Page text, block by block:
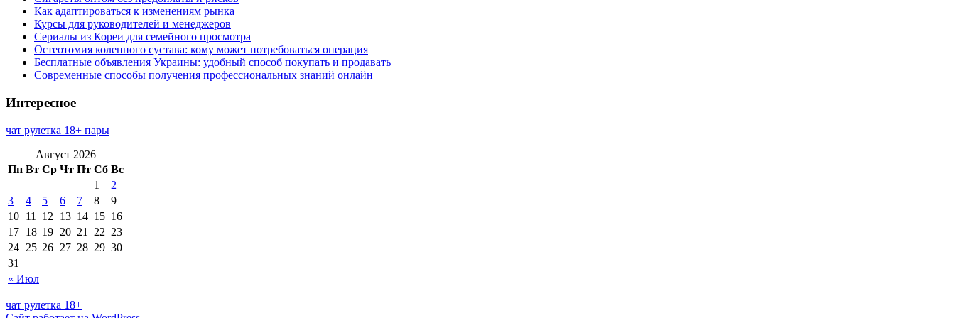
Как адаптироваться к изменениям рынка
Курсы для руководителей и менеджеров
Сериалы из Кореи для семейного просмотра
Остеотомия коленного сустава: кому может потребоваться операция
Бесплатные объявления Украины: удобный способ покупать и продавать
Современные способы получения профессиональных знаний онлайн
Интересное
чат рулетка 18+ пары
Август 2026
Пн Вт Ср Чт Пт Сб Вс
« Июл
1
2
3
4 5 6 7 8
9
10 11 12 13 14 15 16
17 18 19 20 21 22 23
24 25 26 27 28 29 30
31
чат рулетка 18+